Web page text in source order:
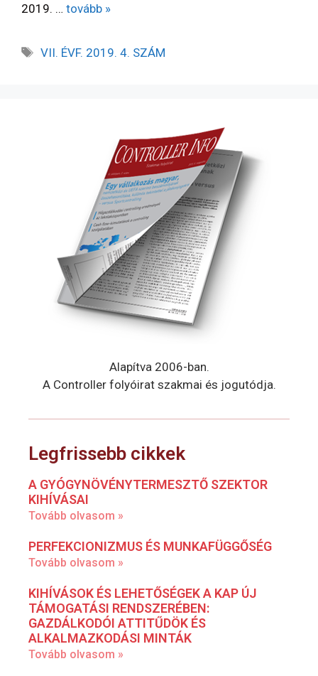
2019. … tovább »
VII. ÉVF. 2019. 4. SZÁM
Alapítva 2006-ban.
A Controller folyóirat szakmai és jogutódja.
Legfrissebb cikkek
A GYÓGYNÖVÉNYTERMESZTŐ SZEKTOR
KIHÍVÁSAI
Tovább olvasom »
PERFEKCIONIZMUS ÉS MUNKAFÜGGŐSÉG
Tovább olvasom »
KIHÍVÁSOK ÉS LEHETŐSÉGEK A KAP ÚJ
TÁMOGATÁSI RENDSZERÉBEN:
GAZDÁLKODÓI ATTITŰDÖK ÉS
ALKALMAZKODÁSI MINTÁK
Tovább olvasom »